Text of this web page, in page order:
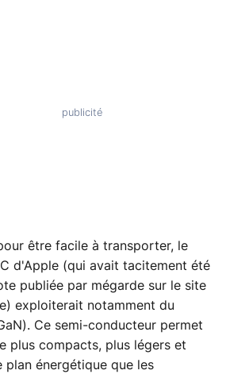
être facile à transporter, le
d'Apple (qui avait tacitement été
publiée par mégarde sur le site
exploiterait notamment du
Ce semi-conducteur permet
plus compacts, plus légers et
plan énergétique que les